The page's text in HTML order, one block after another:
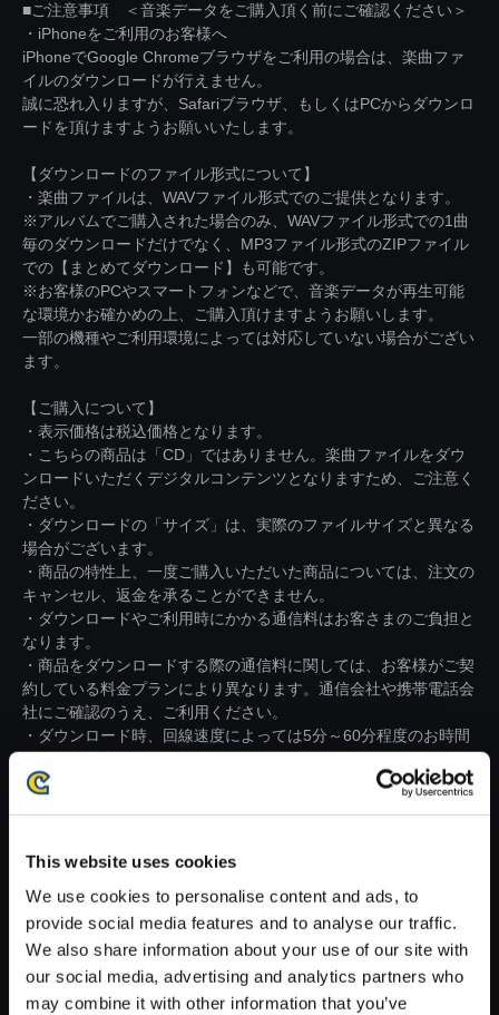
This website uses cookies
We use cookies to personalise content and ads, to
provide social media features and to analyse our traffic.
We also share information about your use of our site with
our social media, advertising and analytics partners who
may combine it with other information that you’ve
■ご注意事項 ＜音楽データをご購入頂く前にご確認ください＞
・iPhoneをご利用のお客様へ
iPhoneでGoogle Chromeブラウザをご利用の場合は、楽曲ファ
イルのダウンロードが行えません。
誠に恐れ入りますが、Safariブラウザ、もしくはPCからダウンロ
ードを頂けますようお願いいたします。
【ダウンロードのファイル形式について】
・楽曲ファイルは、WAVファイル形式でのご提供となります。
※アルバムでご購入された場合のみ、WAVファイル形式での1曲
毎のダウンロードだけでなく、MP3ファイル形式のZIPファイル
での【まとめてダウンロード】も可能です。
※お客様のPCやスマートフォンなどで、音楽データが再生可能
な環境かお確かめの上、ご購入頂けますようお願いします。
一部の機種やご利用環境によっては対応していない場合がござい
ます。
【ご購入について】
・表示価格は税込価格となります。
・こちらの商品は「CD」ではありません。楽曲ファイルをダウ
ンロードいただくデジタルコンテンツとなりますため、ご注意く
ださい。
・ダウンロードの「サイズ」は、実際のファイルサイズと異なる
場合がございます。
・商品の特性上、一度ご購入いただいた商品については、注文の
キャンセル、返金を承ることができません。
・ダウンロードやご利用時にかかる通信料はお客さまのご負担と
なります。
・商品をダウンロードする際の通信料に関しては、お客様がご契
約している料金プランにより異なります。通信会社や携帯電話会
社にご確認のうえ、ご利用ください。
・ダウンロード時、回線速度によっては5分～60分程度のお時間
※ご購入いただいたファイルのダウンロードの際には、通信環境
【単曲】GHOST TRICK Origin
al Sound Track 2023 死線（DE